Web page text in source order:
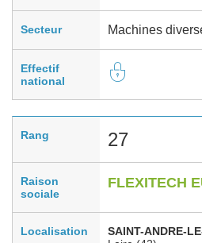
Secteur Machines
Effectif
national
Rang 27
Raison
sociale
FLEXITECH
Localisation
SAINT-ANDRE-